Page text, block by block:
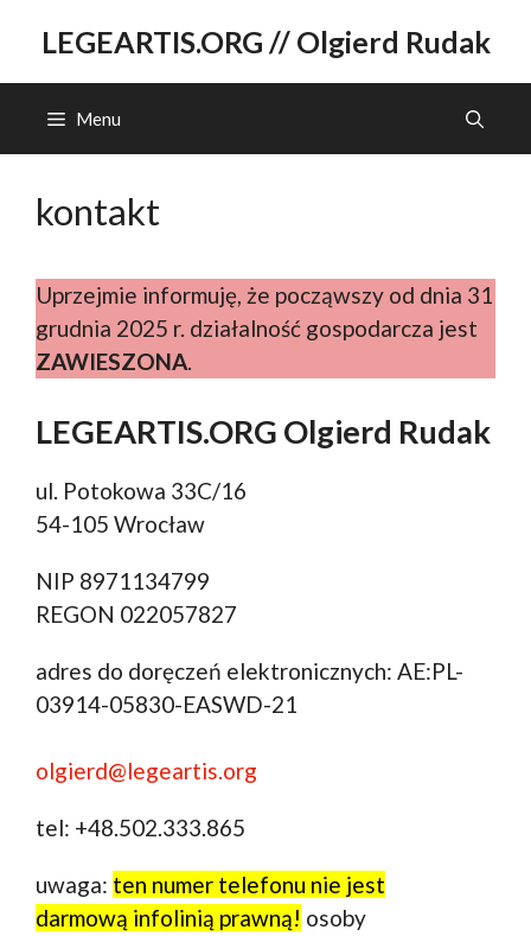
treści
LEGEARTIS.ORG // Olgierd Rudak
Menu
kontakt
Uprzejmie informuję, że począwszy od dnia 31
grudnia 2025 r. działalność gospodarcza jest
ZAWIESZONA.
LEGEARTIS.ORG Olgierd Rudak
ul. Potokowa 33C/16
54-105 Wrocław
NIP 8971134799
REGON 022057827
adres do doręczeń elektronicznych: AE:PL-
03914-05830-EASWD-21
olgierd@legeartis.org
tel: +48.502.333.865
uwaga: ten numer telefonu nie jest
darmową infolinią prawną! osoby